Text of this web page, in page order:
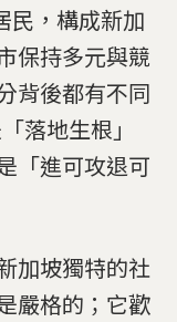
民，構成新加
保持多元與競
背後都有不同
落地生根」
「進可攻退可
加坡獨特的社
嚴格的；它歡